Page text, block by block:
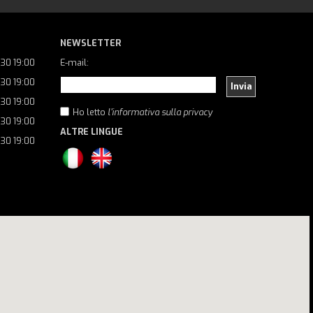
19:00
19:00
19:00
19:00
19:00
NEWSLETTER
E-mail:
Invia
Ho letto l'informativa sulla privacy
ALTRE LINGUE